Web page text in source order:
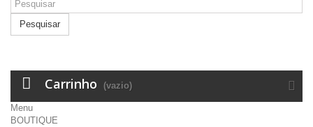
Pesquisar
Carrinho (vazio)
Menu
BOUTIQUE